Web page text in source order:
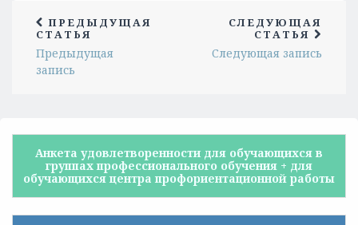
ПРЕДЫДУЩАЯ
СТАТЬЯ
Предыдущая
запись
СЛЕДУЮЩАЯ
СТАТЬЯ
Следующая запись
Анкета удовлетворенности для обучающихся в
группах профессионального обучения + для
обучающихся центра профориентационной работы